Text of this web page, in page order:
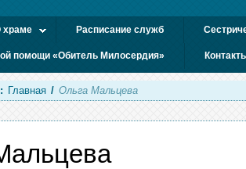
храме Расписание служб
помощи «Обитель Милосердия»
Главная / Ольга Мальцева